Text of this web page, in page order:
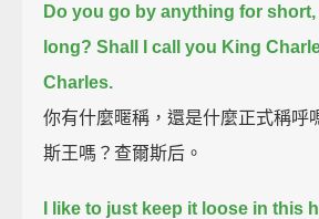
Do you go by anything for
long? Shall I call you King
Charles.
你有什麼暱稱，還是什麼正式稱呼
斯王嗎？查爾斯后。
I like to just keep it loose in this